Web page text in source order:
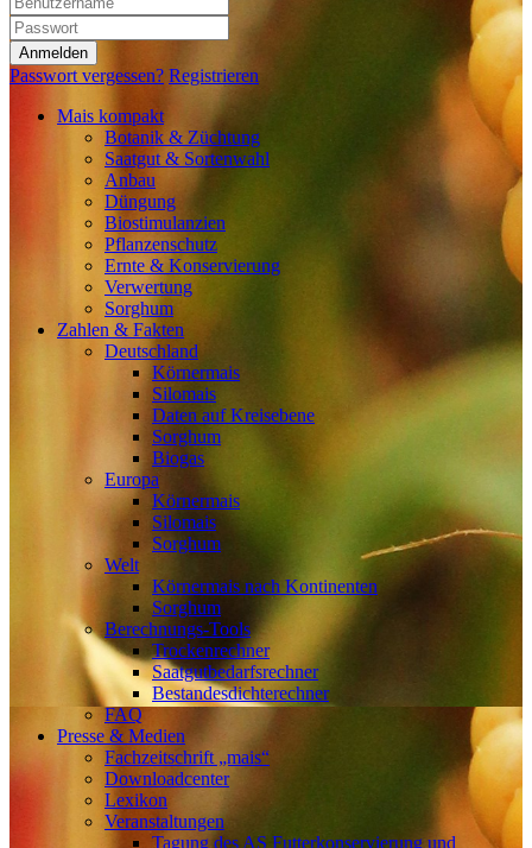
Anmelden
Passwort vergessen? Registrieren
Mais kompakt
Botanik & Züchtung
Saatgut & Sortenwahl
Anbau
Düngung
Biostimulanzien
Pflanzenschutz
Ernte & Konservierung
Verwertung
Sorghum
Zahlen & Fakten
Deutschland
Körnermais
Silomais
Daten auf Kreisebene
Sorghum
Biogas
Europa
Körnermais
Silomais
Sorghum
Welt
Körnermais nach Kontinenten
Sorghum
Berechnungs-Tools
Trockenrechner
Saatgutbedarfsrechner
Bestandesdichterechner
FAQ
Presse & Medien
Fachzeitschrift „mais“
Downloadcenter
Lexikon
Veranstaltungen
Tagung des AS Futterkonservierung und